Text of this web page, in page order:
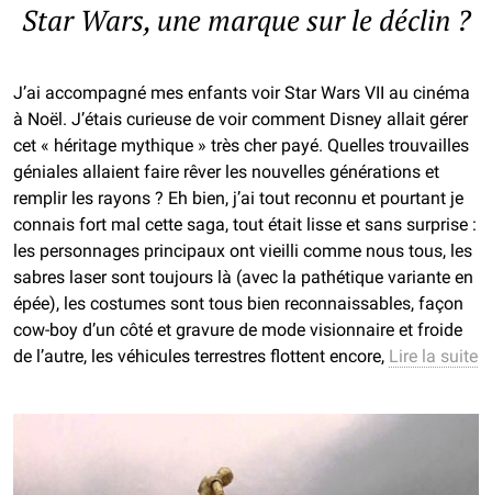
Star Wars, une marque sur le déclin ?
J’ai accompagné mes enfants voir Star Wars VII au cinéma
à Noël. J’étais curieuse de voir comment Disney allait gérer
cet « héritage mythique » très cher payé. Quelles trouvailles
géniales allaient faire rêver les nouvelles générations et
remplir les rayons ? Eh bien, j’ai tout reconnu et pourtant je
connais fort mal cette saga, tout était lisse et sans surprise :
les personnages principaux ont vieilli comme nous tous, les
sabres laser sont toujours là (avec la pathétique variante en
épée), les costumes sont tous bien reconnaissables, façon
cow-boy d’un côté et gravure de mode visionnaire et froide
de l’autre, les véhicules terrestres flottent encore, Lire la suite